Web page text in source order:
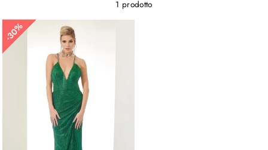
1 prodotto
30%
30%